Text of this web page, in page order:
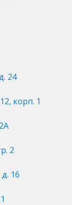
24
корп. 1
2
16